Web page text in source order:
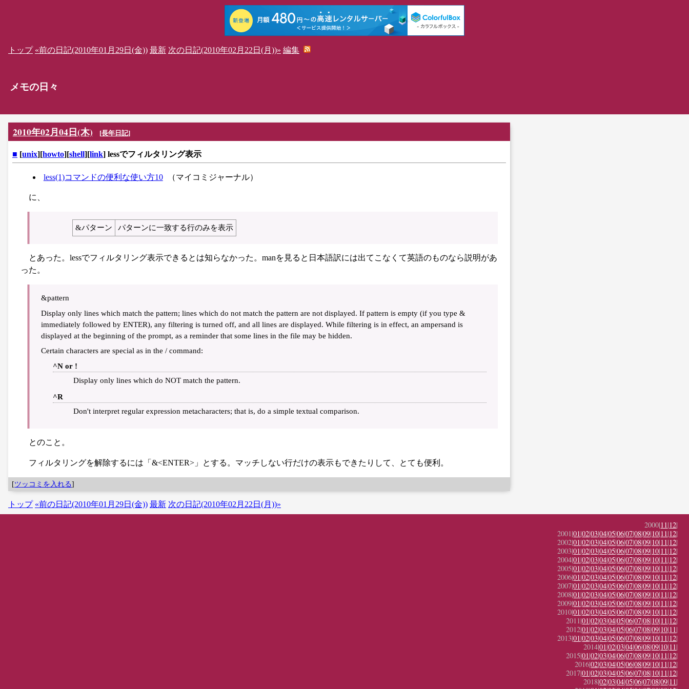
トップ «前の日記(2010年01月29日(金)) 最新 次の日記(2010年02月22日(月))» 編集
メモの日々
2010年02月04日(木) [長年日記]
■ [unix][howto][shell][link] lessでフィルタリング表示
less(1)コマンドの便利な使い方10 （マイコミジャーナル）
に、
&パターン パターンに一致する行のみを表示
とあった。lessでフィルタリング表示できるとは知らなかった。manを見ると日本語訳には出てこなくて英語のものなら説明があ
った。
&pattern
Display only lines which match the pattern; lines which do not match the pattern are not displayed. If pattern is empty (if you type &
immediately followed by ENTER), any filtering is turned off, and all lines are displayed. While filtering is in effect, an ampersand is
displayed at the beginning of the prompt, as a reminder that some lines in the file may be hidden.
Certain characters are special as in the / command:
^N or !
Display only lines which do NOT match the pattern.
^R
Don't interpret regular expression metacharacters; that is, do a simple textual comparison.
とのこと。
フィルタリングを解除するには「&<ENTER>」とする。マッチしない行だけの表示もできたりして、とても便利。
[ツッコミを入れる]
トップ «前の日記(2010年01月29日(金)) 最新 次の日記(2010年02月22日(月))»
2000|11|12|
2001|01|02|03|04|05|06|07|08|09|10|11|12|
2002|01|02|03|04|05|06|07|08|09|10|11|12|
2003|01|02|03|04|05|06|07|08|09|10|11|12|
2004|01|02|03|04|05|06|07|08|09|10|11|12|
2005|01|02|03|04|05|06|07|08|09|10|11|12|
2006|01|02|03|04|05|06|07|08|09|10|11|12|
2007|01|02|03|04|05|06|07|08|09|10|11|12|
2008|01|02|03|04|05|06|07|08|09|10|11|12|
2009|01|02|03|04|05|06|07|08|09|10|11|12|
2010|01|02|03|04|05|06|07|08|09|10|11|12|
2011|01|02|03|04|05|06|07|08|10|11|12|
2012|01|02|03|04|05|06|07|08|09|10|11|
2013|01|02|03|04|05|06|07|08|09|10|11|12|
2014|01|02|03|04|06|08|09|10|11|
2015|01|02|03|04|06|07|08|09|10|11|12|
2016|02|03|04|05|06|08|09|10|11|12|
2017|01|02|03|04|05|06|07|08|10|11|12|
2018|02|03|04|05|06|07|08|09|11|